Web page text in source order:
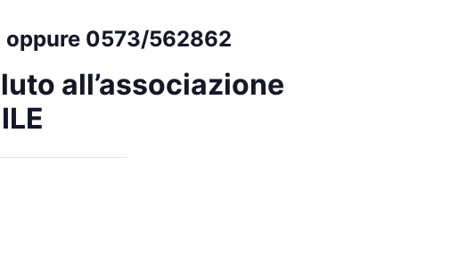
0573/562862
all’associazione